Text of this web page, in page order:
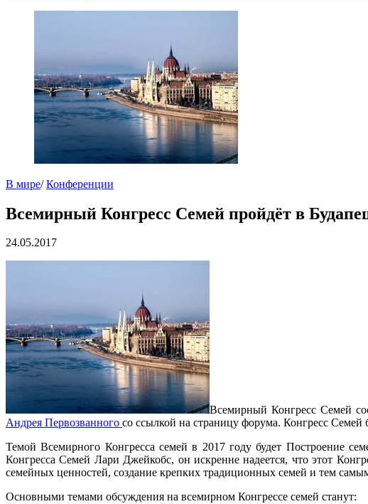
В мире/Конференции
Всемирный Конгресс Семей пройдёт в
24.05.2017
Всемирный Конгресс Семей
Андрея Первозванного со ссылкой на страницу форума. Конгресс Семей
Темой Всемирного Конгресса семей в 2017 году будет Построение
Конгресса Семей Лари Джейкобс, он искренне надеется, что этот
семейных ценностей, создание крепких традиционных семей и тем
Основными темами обсуждения на всемирном Конгрессе семей станут: